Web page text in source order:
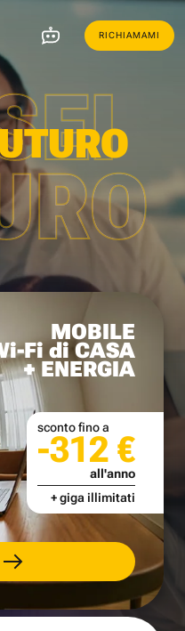
RICHIAMAMI
MOBILE
Fi di CASA
+ ENERGIA
sconto fino a
-312 €
all'anno
+ giga illimitati